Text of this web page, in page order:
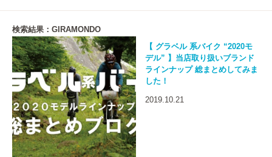
検索結果：GIRAMONDO
【 グラベル 系バイク “2020モ
デル” 】当店取り扱いブランド
ラインナップ 総まとめしてみま
した！
2019.10.21